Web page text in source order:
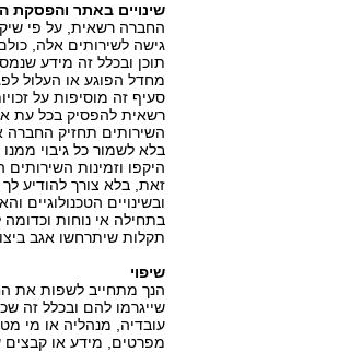
שינויים באתר והפסקת
החברה רשאית, על פי
גישה לשירותים אלה,
תוכן ובכלל זה מידע
מחדל הפוגע או העלול
סעיף זה מוסיפות על
רשאית להפסיק בכל עת
בלא לשמור כל גיבוי
היקפו וזמינות
זאת, בלא צורך להודיע
ובשינויים
בתחילה אי נוחות
תקלות שיתרחשו אגב
שיפוי
הנך מתחייב לשפות את
שייגרמו להם ובכלל זה
עובדיה, מנהליה או מי
מפרטים, מידע או